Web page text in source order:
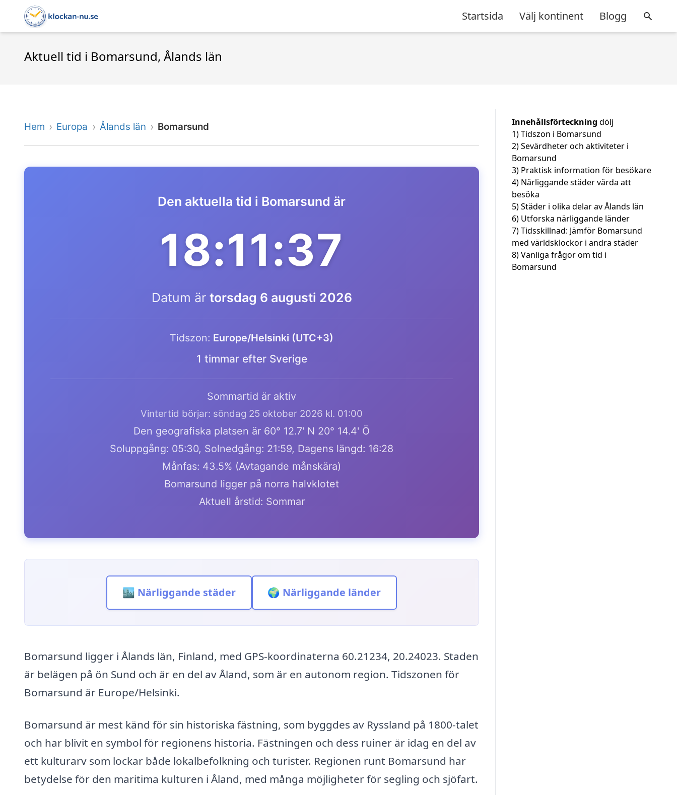
Startsida Välj kontinent Blogg
Aktuell tid i Bomarsund, Ålands län
Hem Europa Ålands län Bomarsund
Den aktuella tid i Bomarsund är
18:11:37
Datum är torsdag 6 augusti 2026
Tidszon: Europe/Helsinki (UTC+3)
1 timmar efter Sverige
Sommartid är aktiv
Vintertid börjar: söndag 25 oktober 2026 kl. 01:00
Den geografiska platsen är 60° 12.7' N 20° 14.4' Ö
Soluppgång: 05:30, Solnedgång: 21:59, Dagens längd: 16:28
Månfas: 43.5% (Avtagande månskära)
Bomarsund ligger på norra halvklotet
Aktuell årstid: Sommar
🏙️ Närliggande städer 🌍 Närliggande länder
Bomarsund ligger i Ålands län, Finland, med GPS-koordinaterna 60.21234, 20.24023. Staden
är belägen på ön Sund och är en del av Åland, som är en autonom region. Tidszonen för
Bomarsund är Europe/Helsinki.
Bomarsund är mest känd för sin historiska fästning, som byggdes av Ryssland på 1800-talet
och har blivit en symbol för regionens historia. Fästningen och dess ruiner är idag en del av
ett kulturarv som lockar både lokalbefolkning och turister. Regionen runt Bomarsund har
betydelse för den maritima kulturen i Åland, med många möjligheter för segling och sjöfart.
Innehållsförteckning dölj
1)Tidszon i Bomarsund
2)Sevärdheter och aktiviteter i
Bomarsund
3) Praktisk information för besökare
4) Närliggande städer värda att
besöka
5)Städer i olika delar av Ålands län
6) Utforska närliggande länder
7)Tidsskillnad: Jämför Bomarsund
med världsklockor i andra städer
8)Vanliga frågor om tid i
Bomarsund